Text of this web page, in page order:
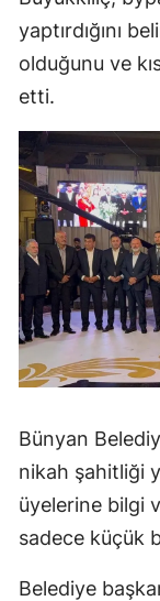
yaptırdığını
olduğunu ve
etti.
Bünyan
nikah şahitliği
üyelerine bilgi
sadece küçük
Belediye